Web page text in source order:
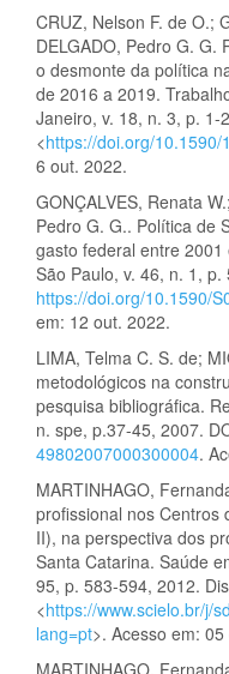
CRUZ, Nelson F. de O.;
DELGADO, Pedro G. G.
o desmonte da política
de 2016 a 2019.
Janeiro, v. 18, n. 3, p. 1-
<https://doi.org/
6 out. 2022.
GONÇALVES, Renata
Pedro G. G.. Política de
gasto federal entre
São Paulo, v. 46, n. 1,
https://doi.org/10.1590/
em: 12 out. 2022.
LIMA, Telma C. S. de;
metodológicos na
pesquisa bibliográfica.
n. spe, p.37-45, 2007.
49802007000300004.
MARTINHAGO,
profissional nos Centros
II), na perspectiva dos
Santa Catarina. Saúde
95, p. 583-594, 2012.
<https://www.scielo.br/j/
lang=pt>. Acesso em: